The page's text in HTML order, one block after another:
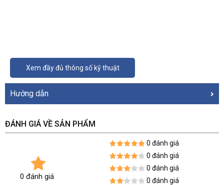
Xem đầy đủ thông số kỹ thuật
Hướng dẫn
ĐÁNH GIÁ VỀ SẢN PHẨM
0 đánh giá
0 đánh giá
0 đánh giá
0 đánh giá
0 đánh giá